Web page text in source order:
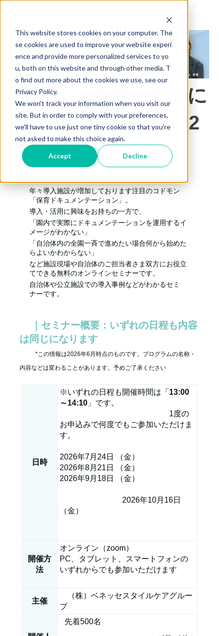
This website stores cookies on your computer. The
se cookies are used to improve your website experi
ence and provide more personalized services to yo
u, both on this website and through other media. T
o find out more about the cookies we use, see our
Privacy Policy.
We won't track your information when you visit our
site. But in order to comply with your preferences,
we'll have to use just one tiny cookie so that you're
not asked to make this choice again.
Accept Decline
質の高い保育を地域に
提供し続けるために2
026
年々導入施設が増加しております注目のコドモン
「保育ドキュメンテーション」。
導入・活用に興味をお持ちの一方で、
「園内で実際にドキュメンテーションを運用するイ
メージがわかない」
「自治体内の全園一斉で進めたい場合何から始めた
らよいかわからない」
など施設現場や自治体のご担当者さま双方にお役立
てできる無料のオンラインセミナーです。
自治体や公立施設での導入事例などがわかるセミ
ナーです。
｜セミナー概要：いずれの日程も内容
は同じになります
*この情報は2026年6月時点のものです。プログラムの名称・
内容などは変わることがあります。予めご了承ください
日時
※いずれの日程も開催時間は「 13:00
～14:10」です。
1度の
お申込みで何度でもご参加いただけま
す。
2026年7月24日 （金）
2026年8月21日 （金）
2026年9月18日 （金）
2026年10月16日
（金）
開催方
法
オンライン（zoom）
PC、タブレット、スマートフォンの
いずれからでも参加いただけます
主催
（株）ベネッセスタイルケアグルー
プ
先着500名